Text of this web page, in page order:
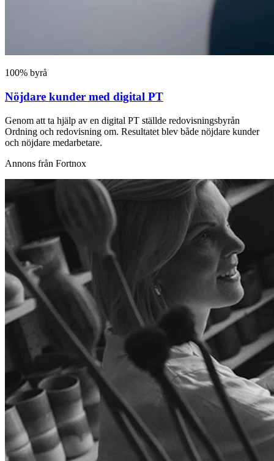
100% byrå
Nöjdare kunder med digital PT
Genom att ta hjälp av en digital PT ställde redovisningsbyrån
Ordning och redovisning om. Resultatet blev både nöjdare kunder
och nöjdare medarbetare.
Annons från Fortnox